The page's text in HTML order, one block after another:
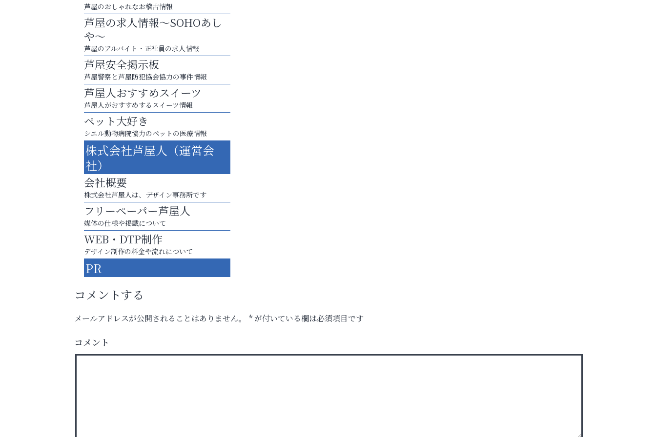
８周年コースが半額以下の8,000円！
神戸牛ステーキに舌鼓♪
Y-SPIRAL（ワイスパイラル）
いわみ眼科
芦屋のおしゃれなお稽古情報
芦屋の求人情報～SOHOあし
や～
芦屋のアルバイト・正社員の求人情報
芦屋安全掲示板
芦屋警察と芦屋防犯協会協力の事件情報
芦屋人おすすめスイーツ
芦屋人がおすすめするスイーツ情報
ペット大好き
シエル動物病院協力のペットの医療情報
株式会社芦屋人（運営会
社）
会社概要
株式会社芦屋人は、デザイン事務所です
フリーペーパー芦屋人
媒体の仕様や掲載について
WEB・DTP制作
デザイン制作の料金や流れについて
PR
コメントする
メールアドレスが公開されることはありません。 *が付いている欄は必須項目です
コメント